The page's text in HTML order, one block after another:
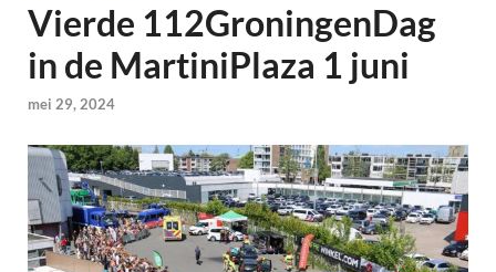
Vierde 112GroningenDag
in de MartiniPlaza 1 juni
mei 29, 2024